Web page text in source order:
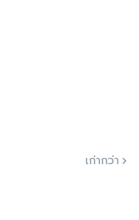
เก่ากว่า